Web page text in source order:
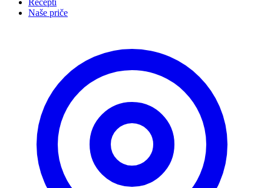
Recepti
Naše priče